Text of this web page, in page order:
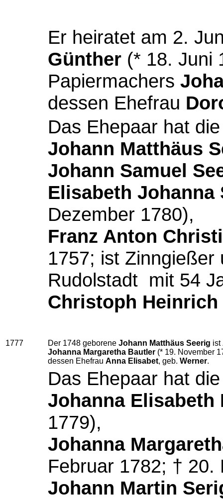
Er heiratet am 2.
Günther (* 18. Juni
Papiermachers
dessen Ehefrau
Das Ehepaar hat
Johann Matthäus
Johann Samuel
Elisabeth Johanna
Dezember 1780),
Franz Anton
1757; ist Zinngießer
Rudolstadt mit 54
Christoph Heinrich
1777 Der 1748 geborene Johann Matthäus Seerig ist
Johanna Margaretha Bautler (* 19. November
dessen Ehefrau Anna Elisabet, geb. Werner.
Das Ehepaar hat
Johanna Elisabeth
1779),
Johanna
Februar 1782; †
Johann Martin